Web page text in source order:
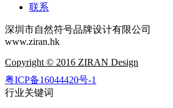
联系
深圳市自然符号品牌设计有限公司
www.ziran.hk
Copyright © 2016 ZIRAN Design
粤ICP备16044420号-1
行业关键词